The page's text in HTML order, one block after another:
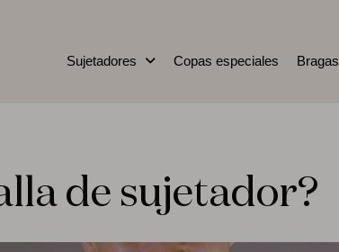
Sujetadores Copas especiales Bragas
de sujetador?